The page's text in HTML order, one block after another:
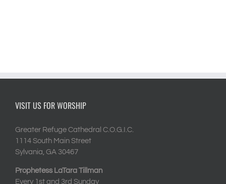
VISIT US FOR WORSHIP
Greater Refuge Cathedral C.O.G.I.C.
1114 South Main Street
Sylvania, GA 30467
Prophetess LaTara Tillman
Every 1st and 3rd Sunday